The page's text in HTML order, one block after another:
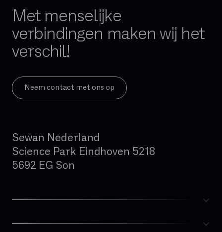
Firewall per sessie
GB
Gedeelde glasvezel
Governance
Hosted telefonie
Hybride cloud
IPv4
Met menselijke
verbindingen maken wij het
verschil!
Neem contact met ons op
Sewan Nederland
Science Park Eindhoven 5218
5692 EG Son